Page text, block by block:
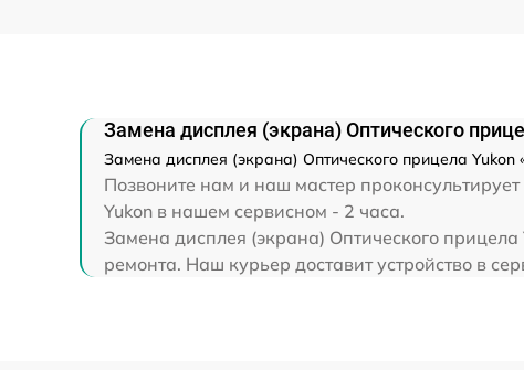
Замена дисплея (экрана) Оптического
Замена дисплея (экрана) Оптического прицела
Позвоните нам и наш мастер
Yukon в нашем сервисном - 2 часа.
Замена дисплея (экрана) Оптического
ремонта. Наш курьер доставит устройство в